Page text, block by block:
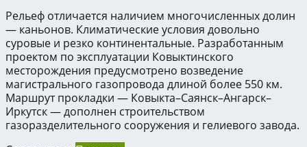
Рельеф отличается наличием многочисленных долин
— каньонов. Климатические условия довольно
суровые и резко континентальные. Разработанным
проектом по эксплуатации Ковыктинского
месторождения предусмотрено возведение
магистрального газопровода длиной более 550 км.
Маршрут прокладки — Ковыкта–Саянск–Ангарск–
Иркутск — дополнен строительством
газоразделительного сооружения и гелиевого завода.